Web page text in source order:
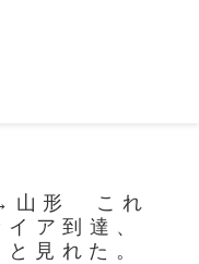
山形 これ
ア到達、
見れた。